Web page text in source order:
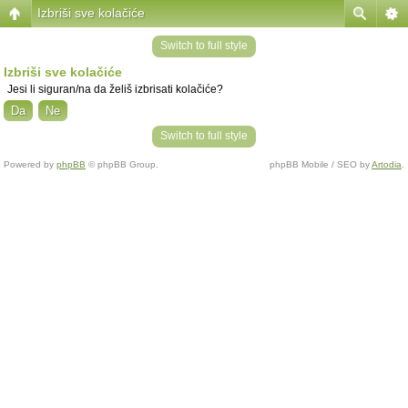
Izbriši sve kolačiće
Switch to full style
Izbriši sve kolačiće
Jesi li siguran/na da želiš izbrisati kolačiće?
Switch to full style
Powered by phpBB © phpBB Group. phpBB Mobile / SEO byArtodia